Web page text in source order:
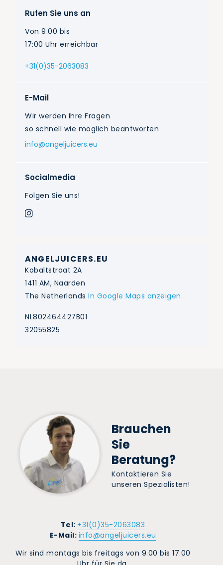
Rufen Sie uns an
Von 9:00 bis
17:00 Uhr erreichbar
+31(0)35-2063083
E-Mail
Wir werden Ihre Fragen
so schnell wie möglich beantworten
info@angeljuicers.eu
Socialmedia
Folgen Sie uns!
ANGELJUICERS.EU
Kobaltstraat 2A
1411 AM, Naarden
The Netherlands In Google Maps anzeigen
NL802464427B01
32055825
Brauchen
Sie
Beratung?
Kontaktieren Sie
unseren Spezialisten!
Tel: +31(0)35-2063083
E-Mail: info@angeljuicers.eu
Wir sind montags bis freitags von 9.00 bis 17.00